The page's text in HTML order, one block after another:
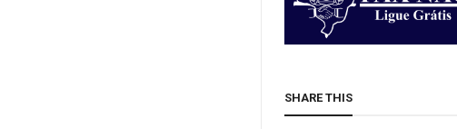
SHARE THIS